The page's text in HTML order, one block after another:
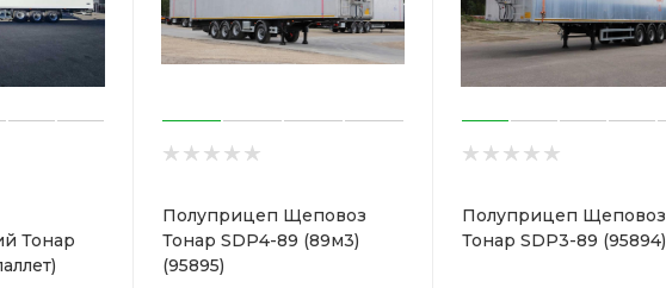
Тонар
Полуприцеп Щеповоз
Тонар SDP4-89 (89м3)
(95895)
Полуприцеп Щеповоз
Тонар SDP3-89 (95894)